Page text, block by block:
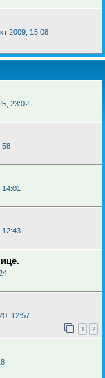
2009, 15:08
23:02
12:43
12:57
1 2